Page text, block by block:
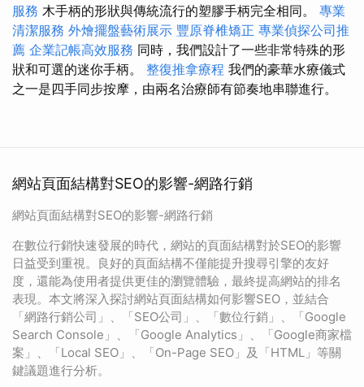
服務 木手柄的形狀與傳統流行的塑膠手柄完全相同。 專業
清潔服務 外燴擺盤藝術展示 豐原脊椎矯正 專業偵探公司推
薦 企業記帳高效服務 同時，我們設計了一些非常特殊的形
狀和可選的迷你手柄。 整復推拿療程 我們的豪華水療儀式
之一是四手同步按摩，由兩名治療師有節奏地串聯進行。
網站頁面結構對SEO的影響-網路行銷
網站頁面結構對SEO的影響-網路行銷
在數位行銷快速發展的時代，網站的頁面結構對於SEO的影響
日益受到重視。良好的頁面結構不僅能提升搜尋引擎的友好
度，還能為使用者提供更佳的瀏覽體驗，最終提高網站的排名
表現。本文將深入探討網站頁面結構如何影響SEO，並結合
「網路行銷公司」、「SEO公司」、「數位行銷」、「Google
Search Console」、「Google Analytics」、「Google商家檔
案」、「Local SEO」、「On-Page SEO」及「HTML」等關
鍵議題進行分析。